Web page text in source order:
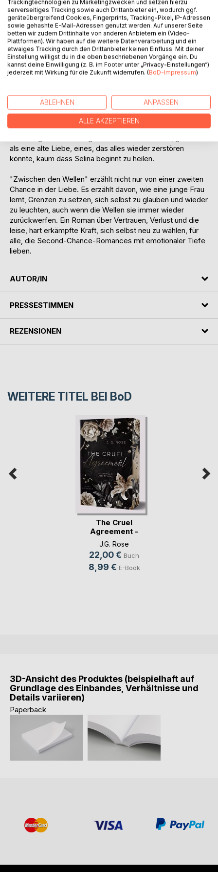
Der Junge, mit dem sie einmal alles geteilt hat. Der Mann,
der gegangen ist, genau als sie ihn am meisten gebraucht
hätte.
Er zeigt keine Regung. Vielleicht tut er nur so. Selina redet
sich ein, dass da nur noch Hass ist, nichts sonst, bis sein
Blick für eine Sekunde an ihr hängen bleibt und sie merkt,
wie schwer es plötzlich ist, ruhig zu atmen.
Zwischen Konferenzräumen und Blicken, die eine Sekunde
zu lang bleiben, zwischen Büroflurgetuschel und Nächten
am Meer, gerät Selinas mühsam aufgebaute Ruhe ins
Wanken. Louis hat sich verändert, ist ruhiger geworden,
als eine alte Liebe, eines, das alles wieder zerstören
könnte, kaum dass Selina beginnt zu heilen.
"Zwischen den Wellen" erzählt nicht nur von einer zweiten
Chance in der Liebe. Es erzählt davon, wie eine junge Frau
lernt, Grenzen zu setzen, sich selbst zu glauben und wieder
zu leuchten, auch wenn die Wellen sie immer wieder
zurückwerfen. Ein Roman über Vertrauen, Verlust und die
leise, hart erkämpfte Kraft, sich selbst neu zu wählen, für
alle, die Second-Chance-Romances mit emotionaler Tiefe
lieben.
AUTOR/IN
PRESSESTIMMEN
REZENSIONEN
WEITERE TITEL BEI BoD
The Cruel
Agreement -
Gestohlen vo(...)
J.G. Rose
22,00 € Buch
8,99 € E-Book
3D-Ansicht des Produktes (beispielhaft auf
Grundlage des Einbandes, Verhältnisse und
Details variieren)
Paperback
Trackingtechnologien zu Marketingzwecken und setzen hierzu
serverseitiges Tracking sowie auch Drittanbieter ein, wodurch ggf.
geräteübergreifend Cookies, Fingerprints, Tracking-Pixel, IP-Adressen
sowie gehashte E-Mail-Adressen genutzt werden. Auf unserer Seite
betten wir zudem Drittinhalte von anderen Anbietern ein (Video-
Plattformen). Wir haben auf die weitere Datenverarbeitung und ein
etwaiges Tracking durch den Drittanbieter keinen Einfluss. Mit deiner
Einstellung willigst du in die oben beschriebenen Vorgänge ein. Du
kannst deine Einwilligung (z. B. im Footer unter „Privacy-Einstellungen“)
jederzeit mit Wirkung für die Zukunft widerrufen. (BoD-Impressum)
ABLEHNEN ANPASSEN
ALLE AKZEPTIEREN